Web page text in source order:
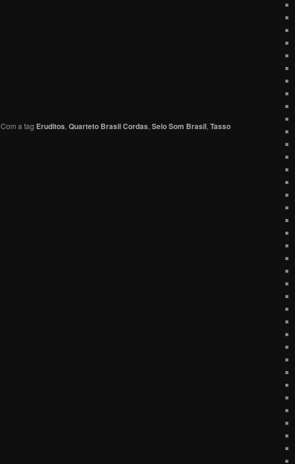
Com a tag Eruditos, Quarteto Brasil Cordas, Selo Som Brasil, Tasso